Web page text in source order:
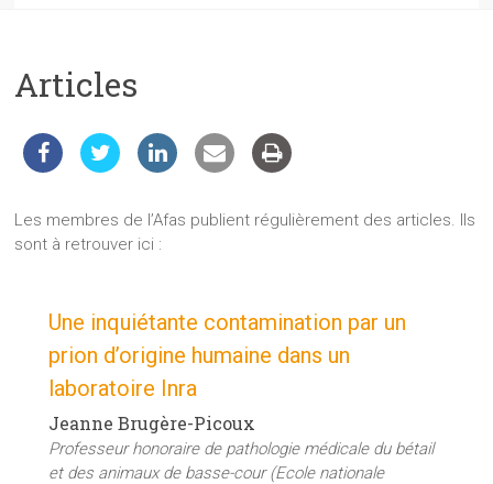
les
et
les
auprès
du
Articles
Les membres de l’Afas publient régulièrement des articles. Ils
sont à retrouver ici :
Une inquiétante contamination par un
prion d’origine humaine dans un
laboratoire Inra
Jeanne Brugère-Picoux
Professeur honoraire de pathologie médicale du bétail
et des animaux de basse-cour (Ecole nationale